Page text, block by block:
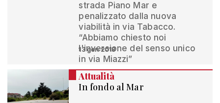
strada Piano Mar e
penalizzato dalla nuova
viabilità in via Tabacco.
“Abbiamo chiesto noi
l'inversione del senso unico
in via Miazzi”
13 gen 2018
Attualità
In fondo al Mar